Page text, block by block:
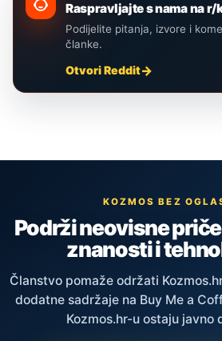
Raspravljajte s nama na
Podijelite pitanja, izvore i
članke.
Otvori Reddit
KOZMOS BEZ
Podrži neovisne
znanosti i
Članstvo pomaže održati
dodatne sadržaje na Buy Me a
Kozmos.hr-u ostaju javno